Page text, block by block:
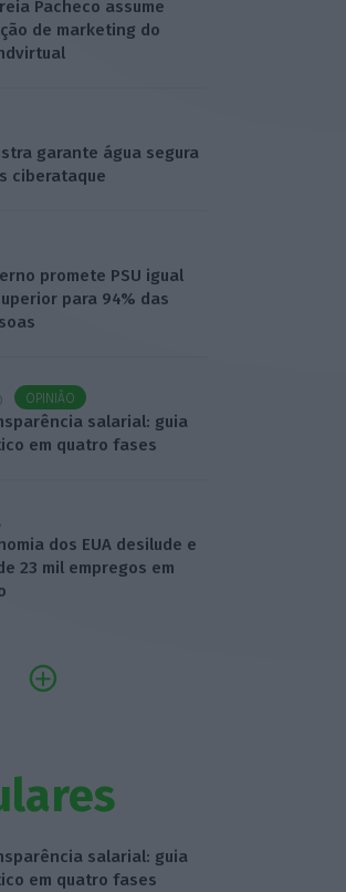
Pacheco assume
de marketing do
garante água segura
ciberataque
promete PSU igual
para 94% das
OPINIÃO
salarial: guia
em quatro fases
dos EUA desilude e
23 mil empregos em
salarial: guia
em quatro fases